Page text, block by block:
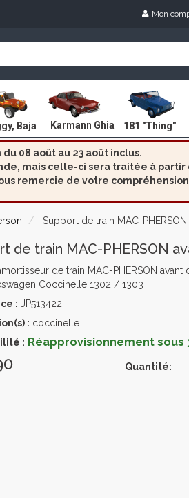
Mon
Baja Karmann Ghia 181 "Thing"
08 août au 23 août inclus.
mais celle-ci sera traitée à partir
remercie de votre
Support de train MAC-
de train MAC-PHERSON
de train MAC-PHERSON avant
Coccinelle 1302 / 1303
: JP513422
: coccinelle
: Réapprovisionnement sous
Quantité: